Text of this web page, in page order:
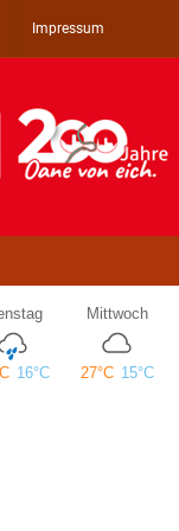
Impressum